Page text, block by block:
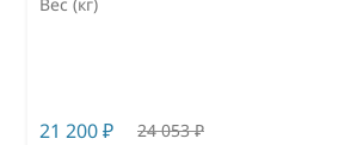
21 200₽ 24 053₽